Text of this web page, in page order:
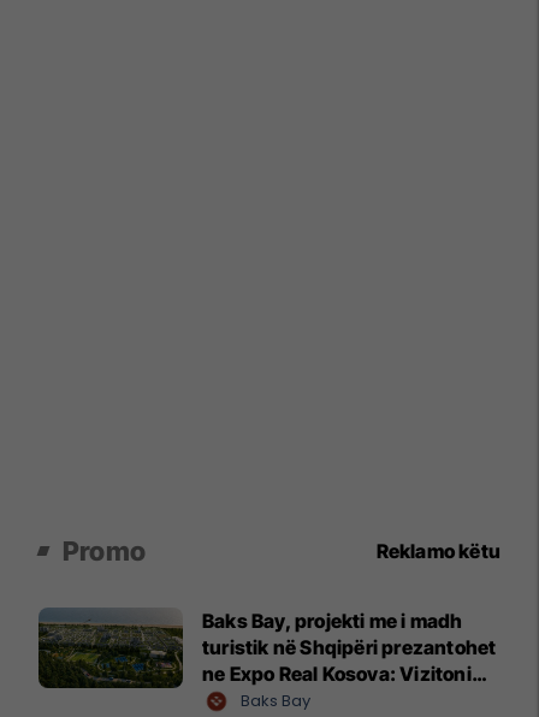
Promo Reklamo këtu
Baks Bay, projekti me i madh
turistik në Shqipëri prezantohet
ne Expo Real Kosova: Vizitoni
shtandin dhe zbuloni
Baks Bay